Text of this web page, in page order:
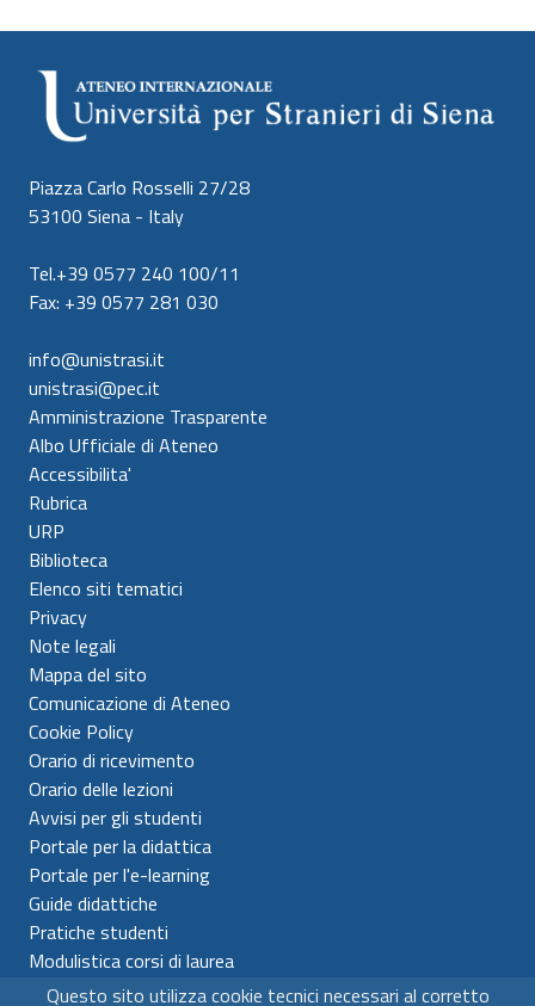
Questo sito utilizza cookie tecnici necessari al corretto
Piazza Carlo Rosselli 27/28
53100 Siena - Italy
Tel.+39 0577 240 100/11
Fax: +39 0577 281 030
info@unistrasi.it
unistrasi@pec.it
Amministrazione Trasparente
Albo Ufficiale di Ateneo
Accessibilita'
Rubrica
URP
Biblioteca
Elenco siti tematici
Privacy
Note legali
Mappa del sito
Comunicazione di Ateneo
Cookie Policy
Orario di ricevimento
Orario delle lezioni
Avvisi per gli studenti
Portale per la didattica
Portale per l'e-learning
Guide didattiche
Pratiche studenti
Modulistica corsi di laurea